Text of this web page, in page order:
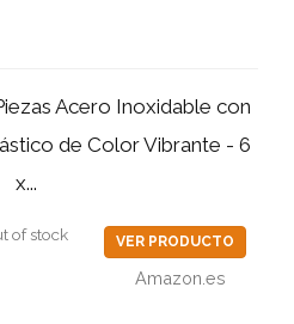
Acero Inoxidable con
de Color Vibrante - 6
x...
of stock VER PRODUCTO
Amazon.es